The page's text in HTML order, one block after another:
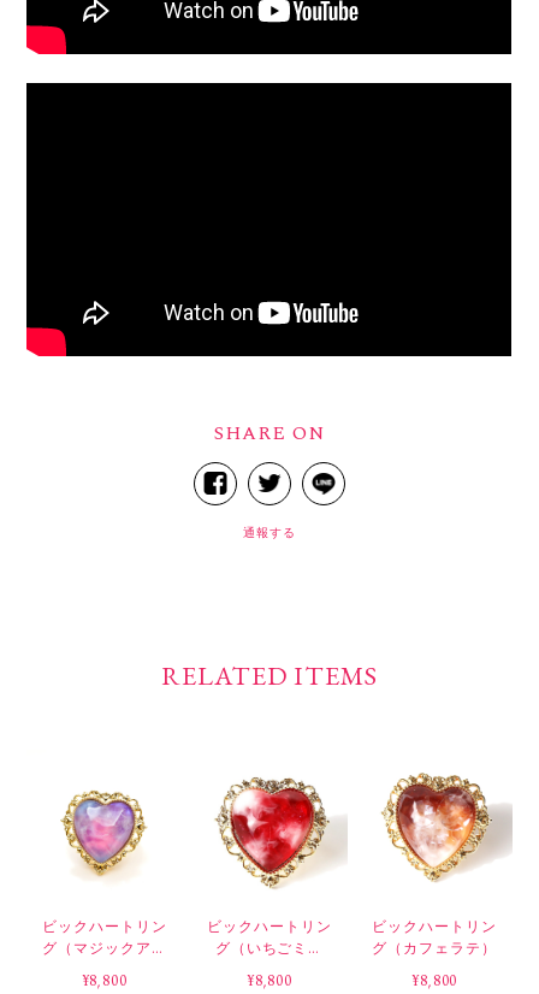
SHARE ON
通報する
RELATED ITEMS
ビックハートリン
グ（マジックアワ
ー）
¥8,800
ビックハートリン
グ（いちごミル
ク）
¥8,800
ビックハートリン
グ（カフェラテ）
¥8,800